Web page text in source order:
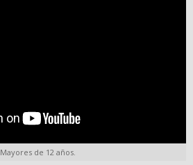
Mayores de 12 años.